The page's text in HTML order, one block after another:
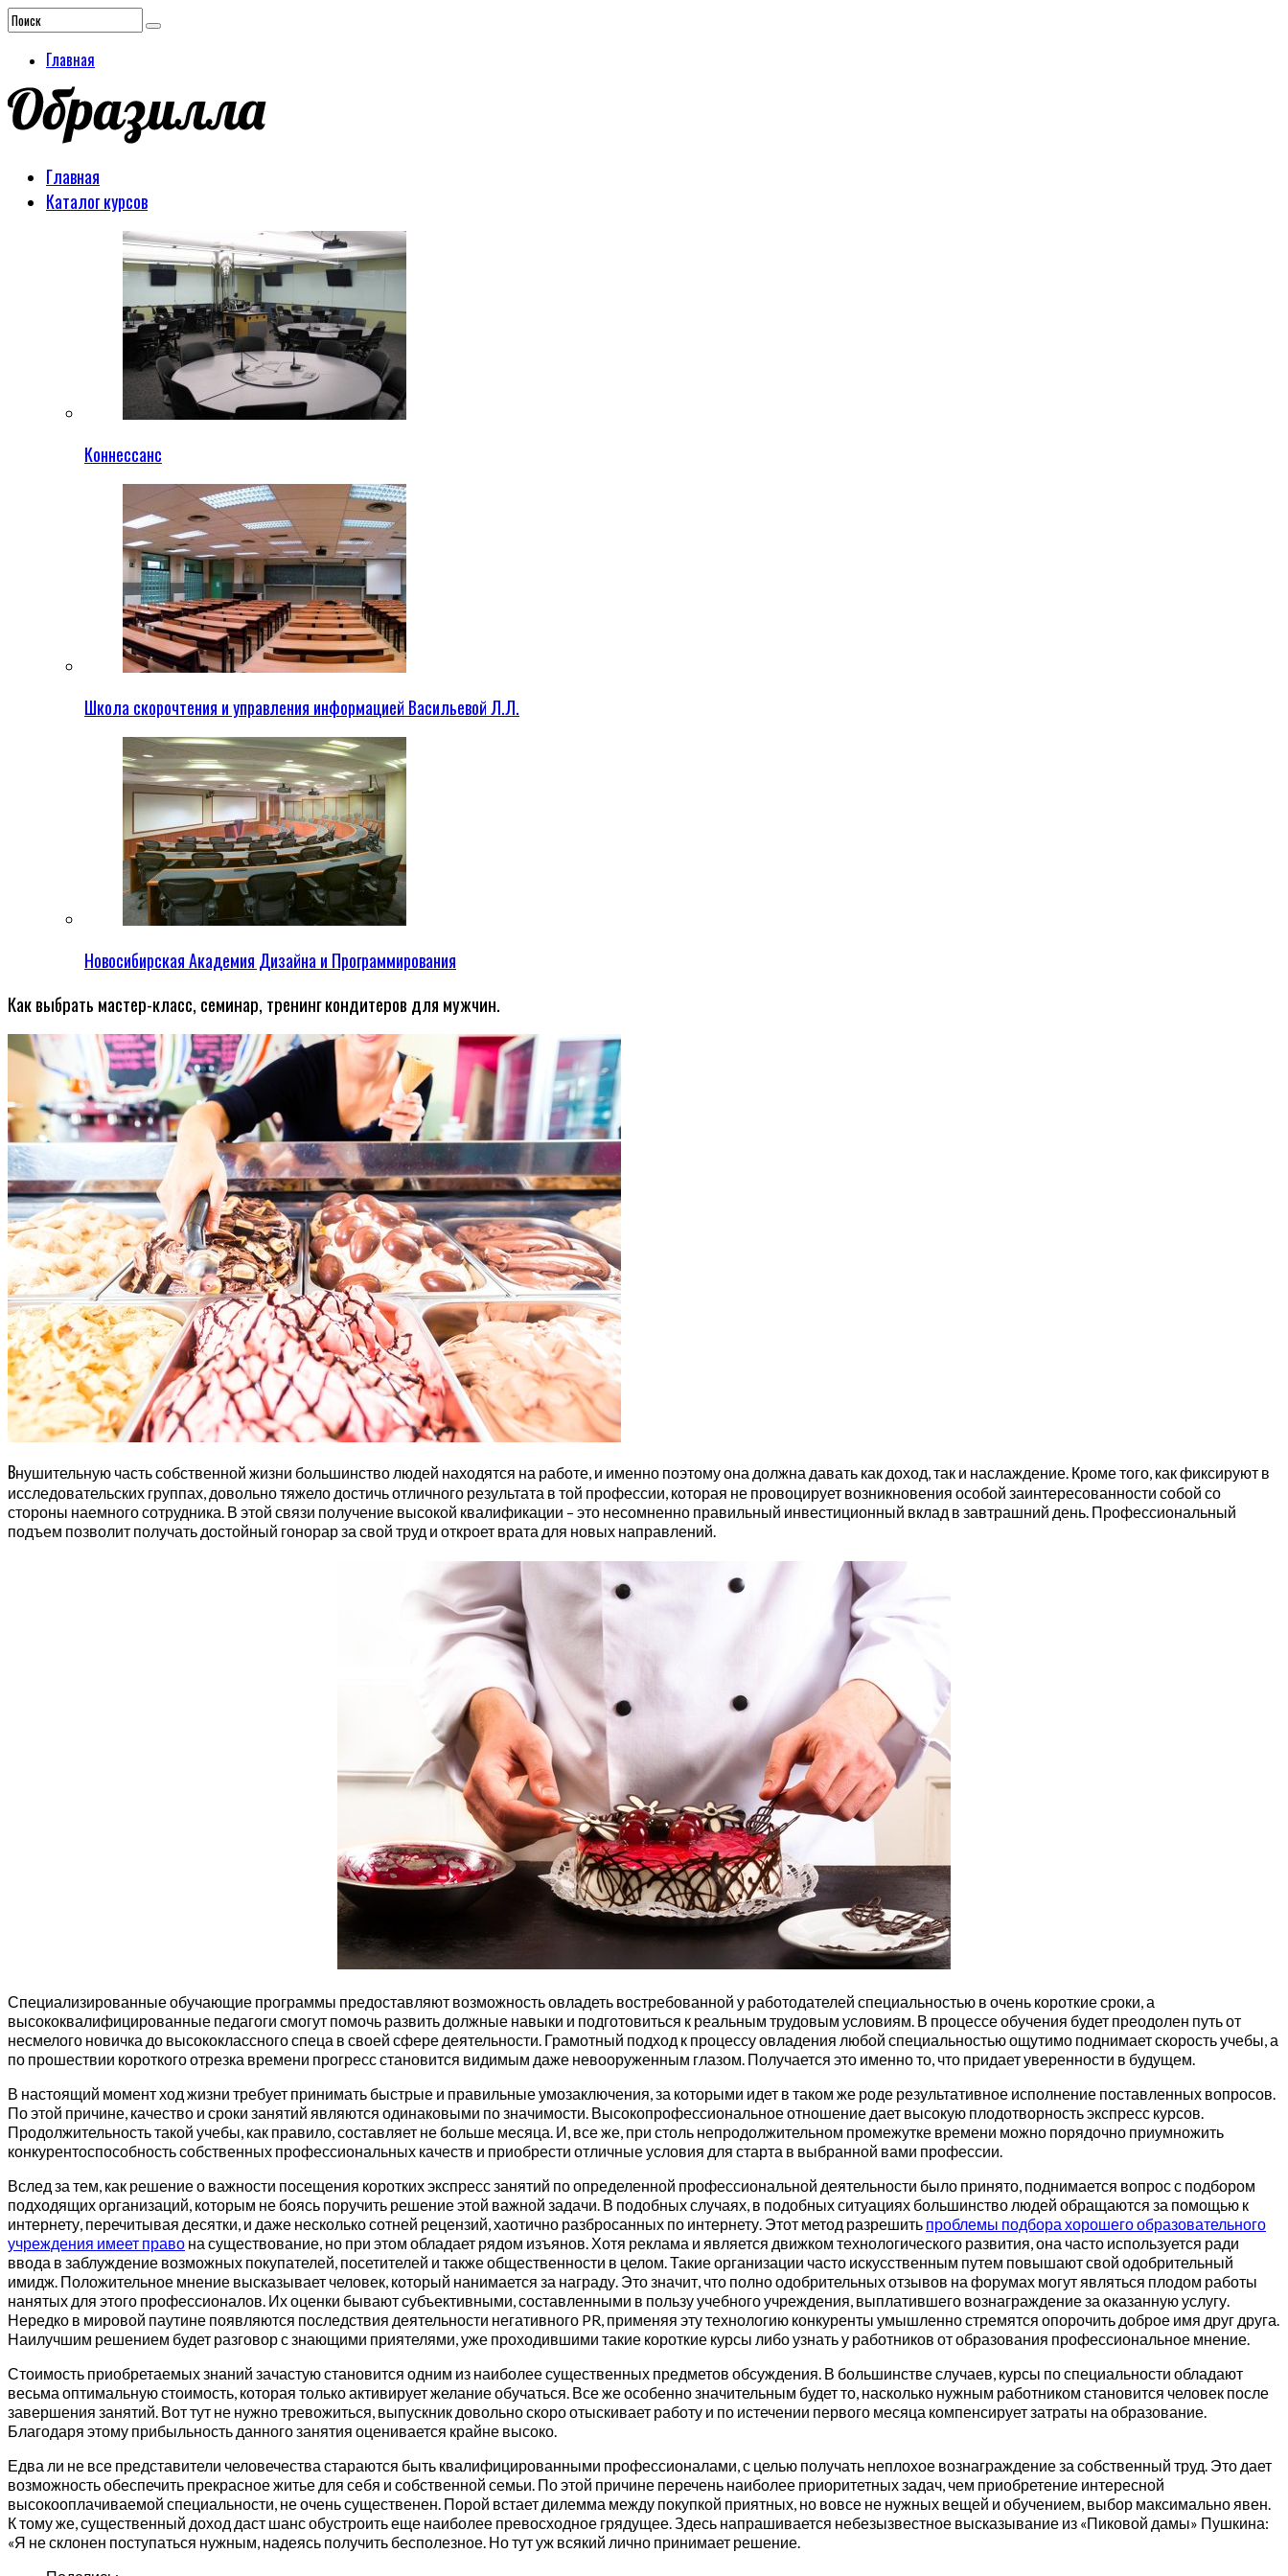
Главная
Главная
Каталог курсов
Коннессанс
Школа скорочтения и управления информацией Васильевой Л.Л.
Новосибирская Академия Дизайна и Программирования
Как выбрать мастер-класс, семинар, тренинг кондитеров для мужчин.
Внушительную часть собственной жизни большинство людей находятся на работе, и именно поэтому она должна давать как доход, так и наслаждение. Кроме того, как фиксируют в
исследовательских группах, довольно тяжело достичь отличного результата в той профессии, которая не провоцирует возникновения особой заинтересованности собой со
стороны наемного сотрудника. В этой связи получение высокой квалификации – это несомненно правильный инвестиционный вклад в завтрашний день. Профессиональный
подъем позволит получать достойный гонорар за свой труд и откроет врата для новых направлений.
Специализированные обучающие программы предоставляют возможность овладеть востребованной у работодателей специальностью в очень короткие сроки, а
высококвалифицированные педагоги смогут помочь развить должные навыки и подготовиться к реальным трудовым условиям. В процессе обучения будет преодолен путь от
несмелого новичка до высококлассного спеца в своей сфере деятельности. Грамотный подход к процессу овладения любой специальностью ощутимо поднимает скорость учебы, а
по прошествии короткого отрезка времени прогресс становится видимым даже невооруженным глазом. Получается это именно то, что придает уверенности в будущем.
В настоящий момент ход жизни требует принимать быстрые и правильные умозаключения, за которыми идет в таком же роде результативное исполнение поставленных вопросов.
По этой причине, качество и сроки занятий являются одинаковыми по значимости. Высокопрофессиональное отношение дает высокую плодотворность экспресс курсов.
Продолжительность такой учебы, как правило, составляет не больше месяца. И, все же, при столь непродолжительном промежутке времени можно порядочно приумножить
конкурентоспособность собственных профессиональных качеств и приобрести отличные условия для старта в выбранной вами профессии.
Вслед за тем, как решение о важности посещения коротких экспресс занятий по определенной профессиональной деятельности было принято, поднимается вопрос с подбором
подходящих организаций, которым не боясь поручить решение этой важной задачи. В подобных случаях, в подобных ситуациях большинство людей обращаются за помощью к
интернету, перечитывая десятки, и даже несколько сотней рецензий, хаотично разбросанных по интернету. Этот метод разрешить проблемы подбора хорошего образовательного
учреждения имеет право на существование, но при этом обладает рядом изъянов. Хотя реклама и является движком технологического развития, она часто используется ради
ввода в заблуждение возможных покупателей, посетителей и также общественности в целом. Такие организации часто искусственным путем повышают свой одобрительный
имидж. Положительное мнение высказывает человек, который нанимается за награду. Это значит, что полно одобрительных отзывов на форумах могут являться плодом работы
нанятых для этого профессионалов. Их оценки бывают субъективными, составленными в пользу учебного учреждения, выплатившего вознаграждение за оказанную услугу.
Нередко в мировой паутине появляются последствия деятельности негативного PR, применяя эту технологию конкуренты умышленно стремятся опорочить доброе имя друг друга.
Наилучшим решением будет разговор с знающими приятелями, уже проходившими такие короткие курсы либо узнать у работников от образования профессиональное мнение.
Стоимость приобретаемых знаний зачастую становится одним из наиболее существенных предметов обсуждения. В большинстве случаев, курсы по специальности обладают
весьма оптимальную стоимость, которая только активирует желание обучаться. Все же особенно значительным будет то, насколько нужным работником становится человек после
завершения занятий. Вот тут не нужно тревожиться, выпускник довольно скоро отыскивает работу и по истечении первого месяца компенсирует затраты на образование.
Благодаря этому прибыльность данного занятия оценивается крайне высоко.
Едва ли не все представители человечества стараются быть квалифицированными профессионалами, с целью получать неплохое вознаграждение за собственный труд. Это дает
возможность обеспечить прекрасное житье для себя и собственной семьи. По этой причине перечень наиболее приоритетных задач, чем приобретение интересной
высокооплачиваемой специальности, не очень существенен. Порой встает дилемма между покупкой приятных, но вовсе не нужных вещей и обучением, выбор максимально явен.
К тому же, существенный доход даст шанс обустроить еще наиболее превосходное грядущее. Здесь напрашивается небезызвестное высказывание из «Пиковой дамы» Пушкина:
«Я не склонен поступаться нужным, надеясь получить бесполезное. Но тут уж всякий лично принимает решение.